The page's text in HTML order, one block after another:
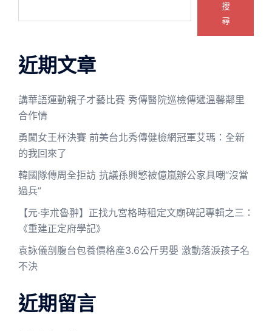
搜
尋
近期文章
講華語運動親子才藝比賽 秀傳醫院巡檢傳遞溫馨鄰里
合作情
勇闖女王杯決賽 前美台北秀傳健檢網冠軍艾瑪：全新
的我回來了
韓國隊傳周全拒訪 抗議孫興慜被億嵐辦公家具嘲“沒當
過兵”
【元·孛朮魯翀】正找九宮格時租定文廟碑記專輯之三：
《重建正定府學記》
袁詠儀剖腹台包養價格產3.6公斤男嬰 激動落淚孩子名
不決
近期留言